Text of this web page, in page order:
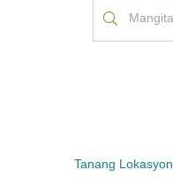
Tanang Lokasyon